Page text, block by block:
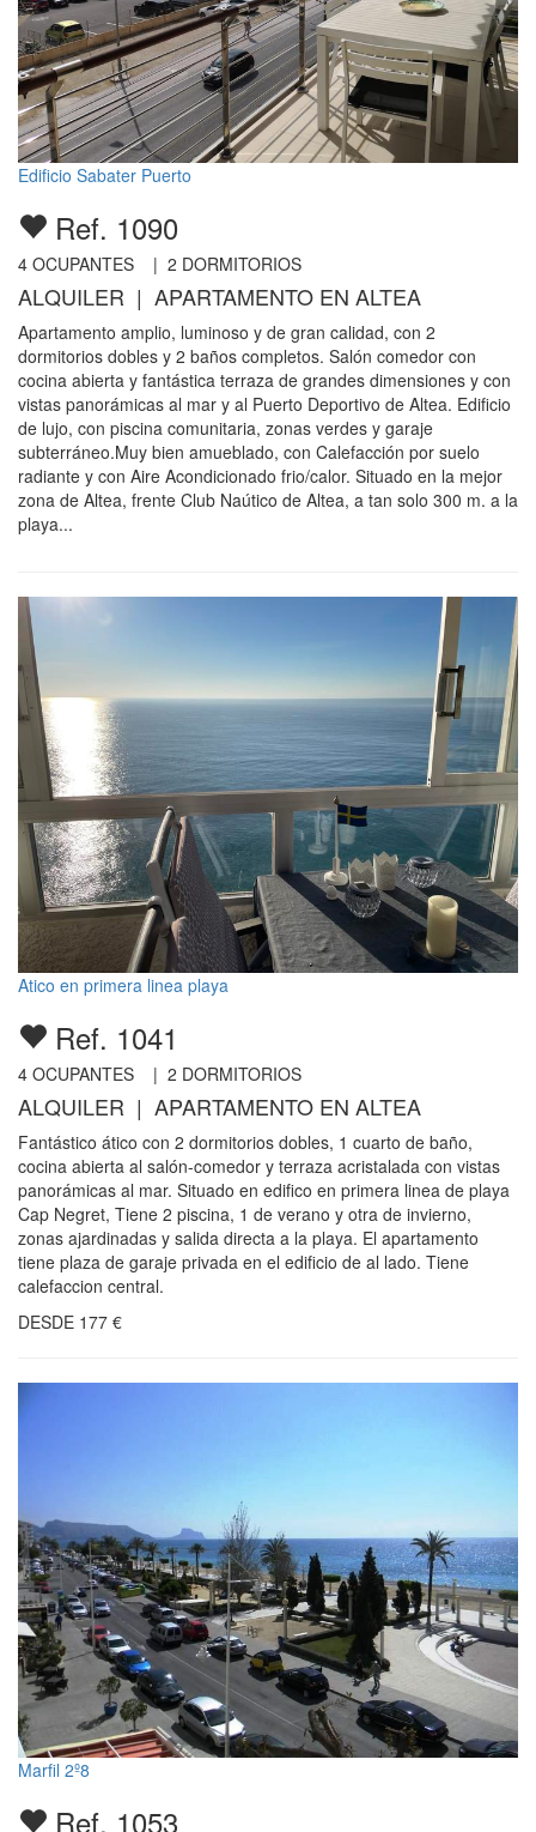
Edificio Sabater Puerto
Ref. 1090
4 OCUPANTES | 2 DORMITORIOS
ALQUILER | APARTAMENTO EN ALTEA
Apartamento amplio, luminoso y de gran calidad, con 2
dormitorios dobles y 2 baños completos. Salón comedor con
cocina abierta y fantástica terraza de grandes dimensiones y con
vistas panorámicas al mar y al Puerto Deportivo de Altea. Edificio
de lujo, con piscina comunitaria, zonas verdes y garaje
subterráneo.Muy bien amueblado, con Calefacción por suelo
radiante y con Aire Acondicionado frio/calor. Situado en la mejor
zona de Altea, frente Club Naútico de Altea, a tan solo 300 m. a la
playa...
Atico en primera linea playa
Ref. 1041
4 OCUPANTES | 2 DORMITORIOS
ALQUILER | APARTAMENTO EN ALTEA
Fantástico ático con 2 dormitorios dobles, 1 cuarto de baño,
cocina abierta al salón-comedor y terraza acristalada con vistas
panorámicas al mar. Situado en edifico en primera linea de playa
Cap Negret, Tiene 2 piscina, 1 de verano y otra de invierno,
zonas ajardinadas y salida directa a la playa. El apartamento
tiene plaza de garaje privada en el edificio de al lado. Tiene
calefaccion central.
DESDE 177 €
Marfil 2º8
Ref. 1053